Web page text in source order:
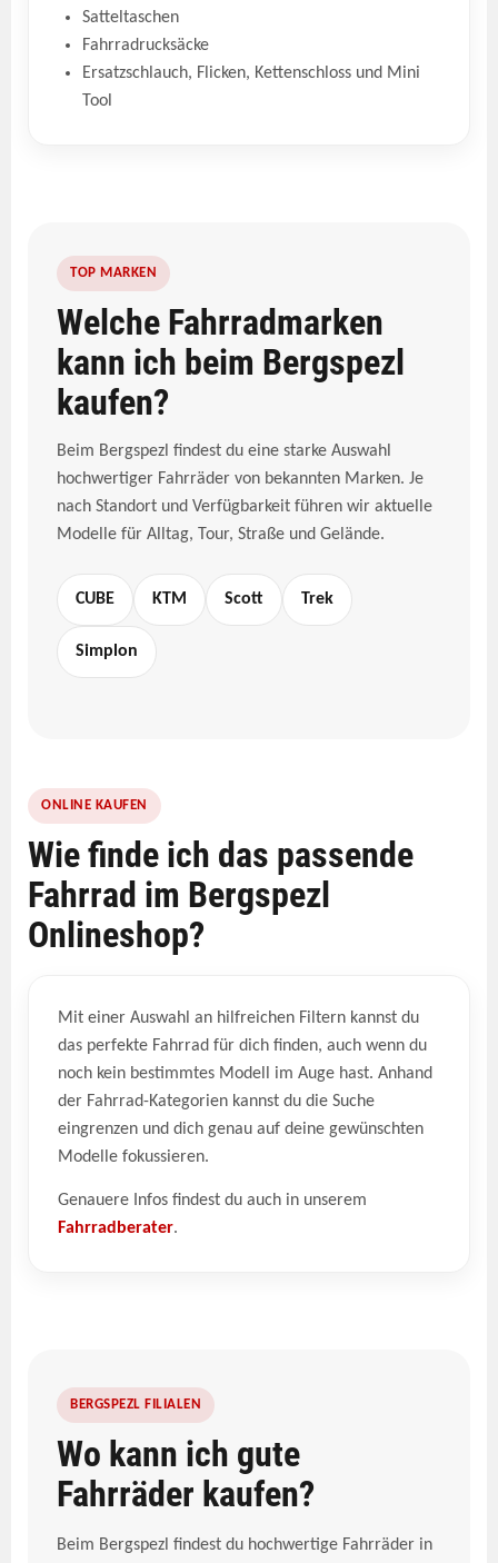
Satteltaschen
Fahrradrucksäcke
Ersatzschlauch, Flicken, Kettenschloss und Mini
Tool
TOP MARKEN
Welche Fahrradmarken
kann ich beim Bergspezl
kaufen?
Beim Bergspezl findest du eine starke Auswahl
hochwertiger Fahrräder von bekannten Marken. Je
nach Standort und Verfügbarkeit führen wir aktuelle
Modelle für Alltag, Tour, Straße und Gelände.
CUBE KTM Scott Trek
Simplon
ONLINE KAUFEN
Wie finde ich das passende
Fahrrad im Bergspezl
Onlineshop?
Mit einer Auswahl an hilfreichen Filtern kannst du
das perfekte Fahrrad für dich finden, auch wenn du
noch kein bestimmtes Modell im Auge hast. Anhand
der Fahrrad-Kategorien kannst du die Suche
eingrenzen und dich genau auf deine gewünschten
Modelle fokussieren.
Genauere Infos findest du auch in unserem
Fahrradberater.
BERGSPEZL FILIALEN
Wo kann ich gute
Fahrräder kaufen?
Beim Bergspezl findest du hochwertige Fahrräder in